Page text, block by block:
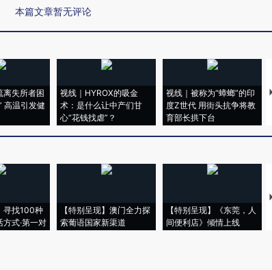
本篇文章暂无评论
离失所者困
高温引发健
视线｜HYROX的吸金
术：是什么让中产们甘
心“花钱找虐”？
视线｜被称为“蟑螂”的印
度Z世代 用街头抗争将教
育部长拱下台
寻找100种
式·第一对
【特别呈现】澳门全力探
索葡语国家新渠道
【特别呈现】《东莞，人
间便利店》倾情上线